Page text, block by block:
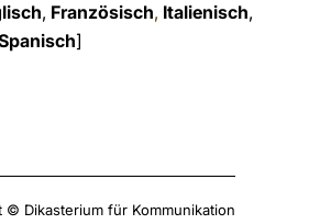
, Französisch, Italienisch,
]
© Dikasterium für Kommunikation